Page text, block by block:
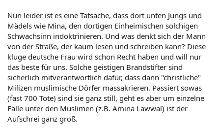
Nun leider ist es eine Tatsache, dass dort unten Jungs und
Mädels wie Mina, den dortigen Einheimischen solchigen
Schwachsinn indoktrinieren. Und was denkt sich der Mann
von der Straße, der kaum lesen und schreiben kann? Diese
kluge deutsche Frau wird schon Recht haben und will nur
das beste für uns. Solche geistigen Brandstifter sind
sicherlich mitverantwortlich dafür, dass dann "christliche"
Milizen muslimische Dörfer massakrieren. Passiert sowas
(fast 700 Tote) sind sie ganz still, geht es aber um einzelne
Fälle unter den Muslimen (z.B. Amina Lawwal) ist der
Aufschrei ganz groß.